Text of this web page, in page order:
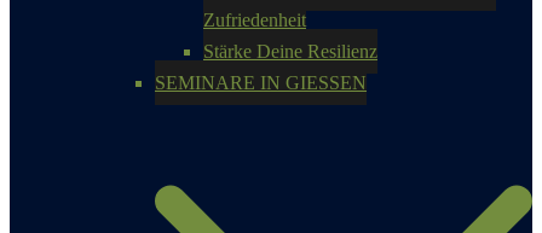
Zufriedenheit
Stärke Deine Resilienz
SEMINARE IN GIESSEN